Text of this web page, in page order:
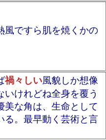
風ですら肌を焼くかの
禍々しい風貌しか想像
けれどね全身を覆う
美な角は、生命として
る。最早動く芸術と言